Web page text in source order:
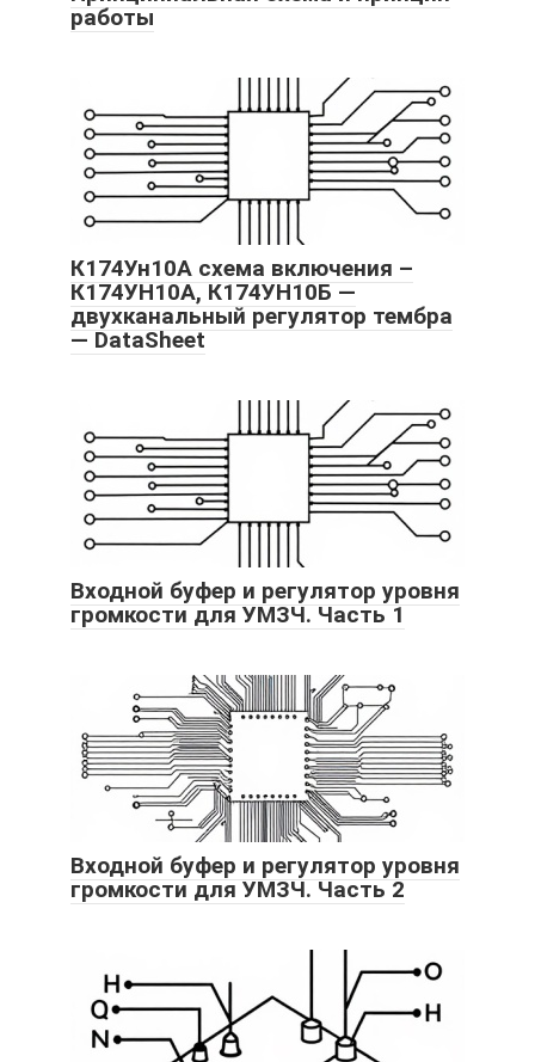
работы
К174Ун10А схема включения –
К174УН10А, К174УН10Б —
двухканальный регулятор тембра
— DataSheet
Входной буфер и регулятор уровня
громкости для УМЗЧ. Часть 1
Входной буфер и регулятор уровня
громкости для УМЗЧ. Часть 2